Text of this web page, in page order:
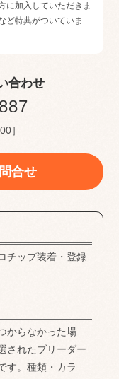
に加入していただきま
ど特典がついていま
合わせ
］
合せ
チップ装着・登録
からなかった場
されたブリーダー
す。種類・カラ